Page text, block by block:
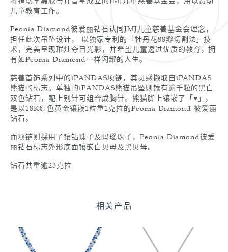
儿童教育工作。
Peonia Diamond彼爱丽钻石认同JMJ儿童慈善基金会理念，
担任此次吊坠设计， 以独家专利的「牡丹花88瓣切割法」技
术，完美呈现璀灿夺目光彩，并希望儿童透过优质的教育，拥
有如Peonia Diamond一样闪耀的人生。
慈善首饰系列中的iPANDAS项链，其灵感撷取自iPANDAS
熊猫的标志。单独的iPANDAS熊猫吊坠则镶有逾千粒的黑白
双色钻石，配上别针可组合成胸针。熊猫脚上镶嵌了「♥」，
是以18K红色黄金镶嵌1粒重1克拉的Peonia Diamond 彼爱丽
钻石。
而项链则採用了镶钻珠子及玛瑙珠子，Peonia Diamond彼爱
丽钻石标志外形底面镶嵌白贝母及黑贝母。
钻石共重逾23克拉
相关产品